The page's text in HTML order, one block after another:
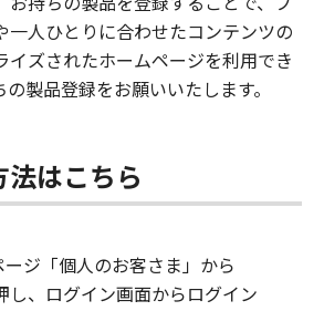
一人ひとりに合わせたコンテンツの
イズされたホームページを利用でき
製品登録をお願いいたします。
はこちら
ジ「個人のお客さま」から
し、ログイン画面からログイン